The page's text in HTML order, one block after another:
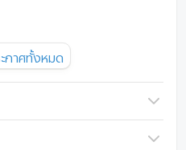
กาศทั้งหมด
Setthasiri Pattanakarn